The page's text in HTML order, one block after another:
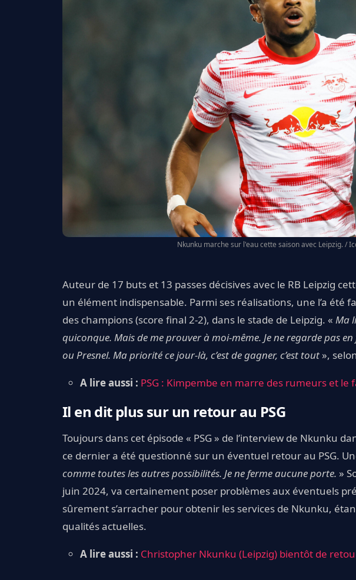
Nkunku marche sur l'eau cette saison avec Leipzig. /
Auteur de 17 buts et 13 passes décisives avec le RB Leipzig
un élément indispensable. Parmi ses réalisations, une l’a été
des champions (score final 2-2), dans le stade de Leipzig. « Ma
quiconque. Mais de me prouver à moi-même. Je ne regarde pas
ou Presnel. Ma priorité ce jour-là, c’est de gagner, c’est tout »,
A lire aussi : PSG : Kimpembe en marre des rumeurs et le
Il en dit plus sur un retour au PSG
Toujours dans cet épisode « PSG » de l’interview de Nkunku
ce dernier a été questionné sur un éventuel retour au PSG.
comme toutes les autres possibilités. Je ne ferme aucune porte. »
juin 2024, va certainement poser problèmes aux éventuels
sûrement s’arracher pour obtenir les services de Nkunku,
qualités actuelles.
A lire aussi : Christopher Nkunku (Leipzig) bientôt de